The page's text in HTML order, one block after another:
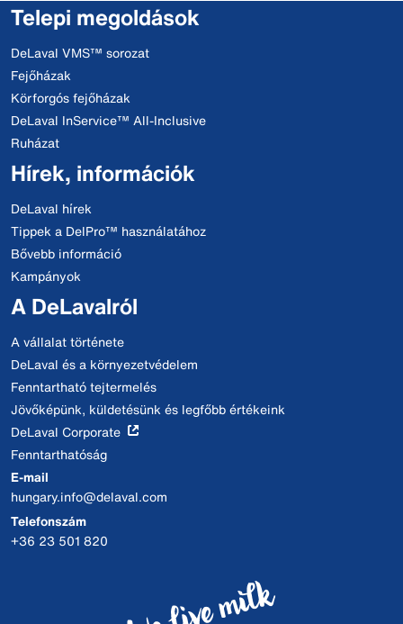
Telepi megoldások
DeLaval VMS™ sorozat
Fejőházak
Körforgós fejőházak
DeLaval InService™ All-Inclusive
Ruházat
Hírek, információk
DeLaval hírek
Tippek a DelPro™ használatához
Bővebb információ
Kampányok
A DeLavalról
A vállalat története
DeLaval és a környezetvédelem
Fenntartható tejtermelés
Jövőképünk, küldetésünk és legfőbb értékeink
DeLaval Corporate
Fenntarthatóság
E-mail
hungary.info@delaval.com
Telefonszám
+36 23 501 820